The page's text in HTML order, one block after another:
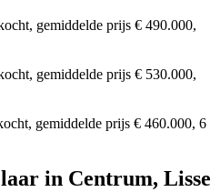
gemiddelde prijs € 490.000,
gemiddelde prijs € 530.000,
gemiddelde prijs € 460.000, 6
in Centrum, Lisse